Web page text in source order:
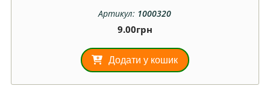
Артикул: 1000320
9.00грн
Додати у кошик